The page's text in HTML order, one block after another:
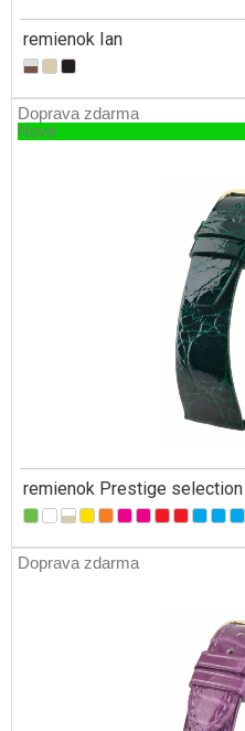
remienok Ian
Doprava zdarma
Nové
remienok Prestige selection
Doprava zdarma